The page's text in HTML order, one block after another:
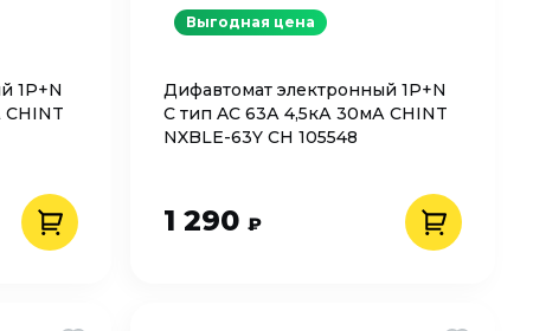
1P+N
CHINT
Дифавтомат электронный 1P+N
C тип AC 63А 4,5кА 30мА CHINT
NXBLE-63Y CH 105548
1 290 ₽
Выгодная цена